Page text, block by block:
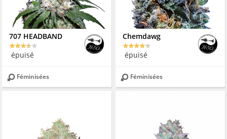
707 HEADBAND
épuisé
Féminisées
Chemdawg
épuisé
Féminisées